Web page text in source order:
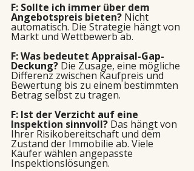
F: Sollte ich immer über dem
Angebotspreis bieten? Nicht
automatisch. Die Strategie hängt von
Markt und Wettbewerb ab.
F: Was bedeutet Appraisal-Gap-
Deckung? Die Zusage, eine mögliche
Differenz zwischen Kaufpreis und
Bewertung bis zu einem bestimmten
Betrag selbst zu tragen.
F: Ist der Verzicht auf eine
Inspektion sinnvoll? Das hängt von
Ihrer Risikobereitschaft und dem
Zustand der Immobilie ab. Viele
Käufer wählen angepasste
Inspektionslösungen.